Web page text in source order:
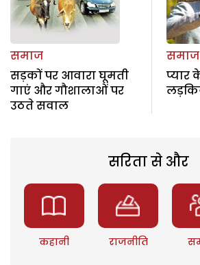
समाज
सड़कों पर आवारा घूमती
गाएं और गौशालाओं पर
उठते सवाल
समाज
सरिता से और
कहानी राजनीति